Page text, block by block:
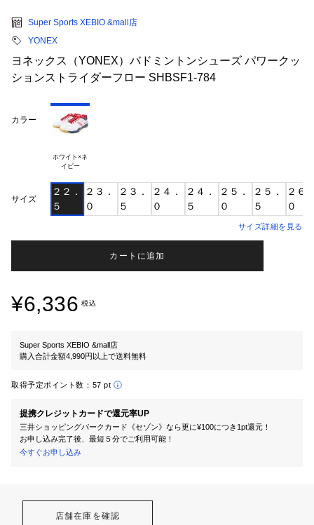
Super Sports XEBIO &mall店
YONEX
ヨネックス（YONEX）バドミントンシューズ パワークッ
ションストライダーフロー SHBSF1-784
カラー
ホワイト×ネ
イビー
サイズ
２２．
５
２３．
０
２３．
５
２４．
０
２４．
５
２５．
０
２５．
５
２６
０
サイズ詳細を見る
カートに追加
¥6,336 税込
Super Sports XEBIO &mall店
購入合計金額4,990円以上で送料無料
取得予定ポイント数： 57 pt
提携クレジットカードで還元率UP
三井ショッピングパークカード《セゾン》なら更に¥100につき1pt還元！
お申し込み完了後、最短５分でご利用可能！
今すぐお申し込み
店舗在庫を確認